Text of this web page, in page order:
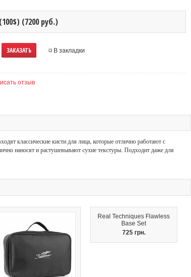
(7200 руб.)
В закладки
отзыв
классические кисти для лица, которые отлично работают с
наносят и растушевывают сухие текстуры. Подходит даже для
Real Techniques Flawless
Base Set
725 грн.